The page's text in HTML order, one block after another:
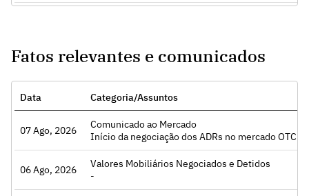
Fatos relevantes e comunicados
Data Categoria/Assuntos
07 Ago, 2026
Comunicado ao Mercado
Início da negociação dos ADRs no mercado OTC
Acessar
06 Ago, 2026
Valores Mobiliários Negociados e Detidos
-
Acessar